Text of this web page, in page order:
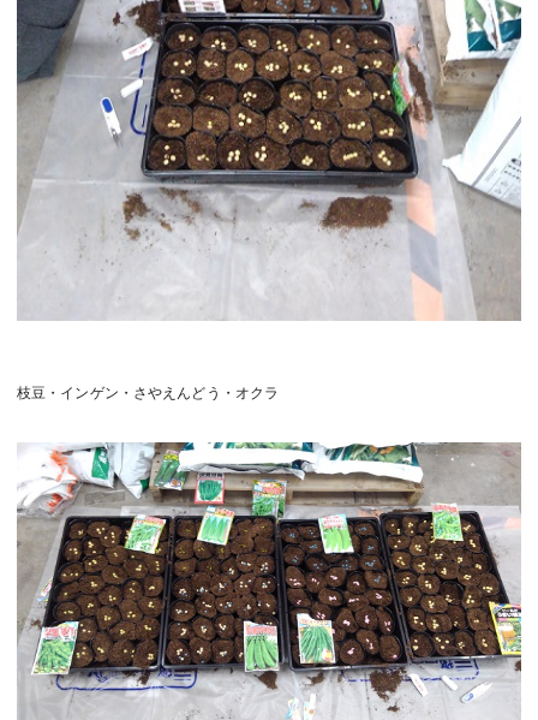
枝豆・インゲン・さやえんどう・オクラ